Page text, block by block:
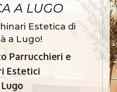
A LUGO
Estetica di
a Lugo!
Parrucchieri e
Estetici